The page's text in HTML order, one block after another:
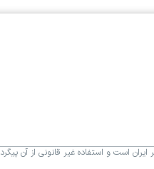
است و استفاده غیر قانونی از آن پیگرد